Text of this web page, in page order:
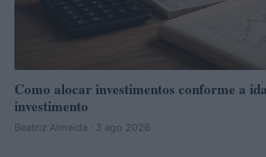
Como alocar investimentos conforme a
investimento
Beatriz Almeida · 3 ago 2026